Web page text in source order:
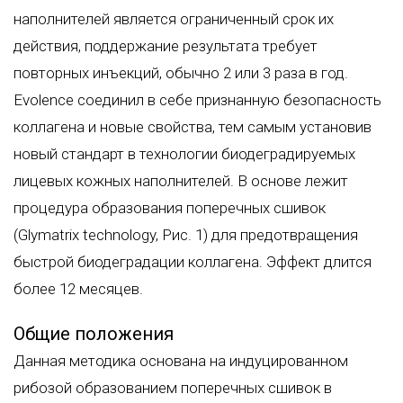
наполнителей является ограниченный срок их
действия, поддержание результата требует
повторных инъекций, обычно 2 или 3 раза в год.
Evolence соединил в себе признанную безопасность
коллагена и новые свойства, тем самым установив
новый стандарт в технологии биодеградируемых
лицевых кожных наполнителей. В основе лежит
процедура образования поперечных сшивок
(Glymatrix technology, Рис. 1) для предотвращения
быстрой биодеградации коллагена. Эффект длится
более 12 месяцев.
Общие положения
Данная методика основана на индуцированном
рибозой образованием поперечных сшивок в